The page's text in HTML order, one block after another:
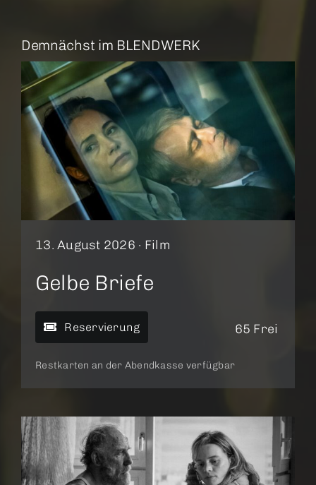
Demnächst im BLENDWERK
13. August 2026 · Film
Gelbe Briefe
Reservierung 65 Frei
Restkarten an der Abendkasse verfügbar